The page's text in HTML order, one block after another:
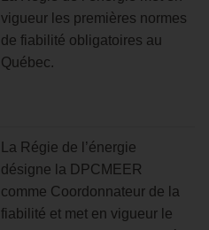
vigueur les premières normes
de fiabilité obligatoires au
Québec.
La Régie de l’énergie
désigne la DPCMEER
comme Coordonnateur de la
fiabilité et met en vigueur le